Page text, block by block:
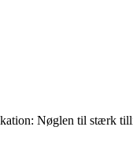
Nøglen til stærk